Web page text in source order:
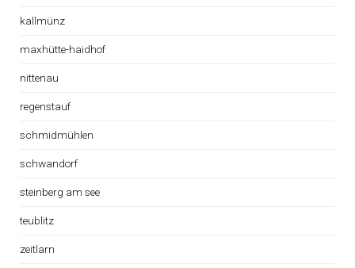
kallmünz
maxhütte-haidhof
nittenau
regenstauf
schmidmühlen
schwandorf
steinberg am see
teublitz
zeitlarn